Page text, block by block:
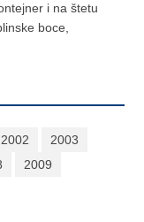
i na štetu
boce,
2002
2003
2009